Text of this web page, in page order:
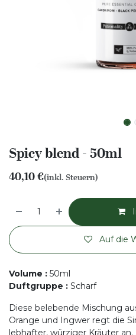
Spicy blend - 50ml
40,10€(inkl. Steuern)
Auf die
Volume : 50ml
Duftgruppe : Scharf
Diese belebende Mischung
Orange und Ingwer regt die
lebhafter, würziger Kräuter